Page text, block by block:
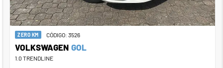
ZERO KM CÓDIGO: 3526
VOLKSWAGEN GOL
1.0 TRENDLINE